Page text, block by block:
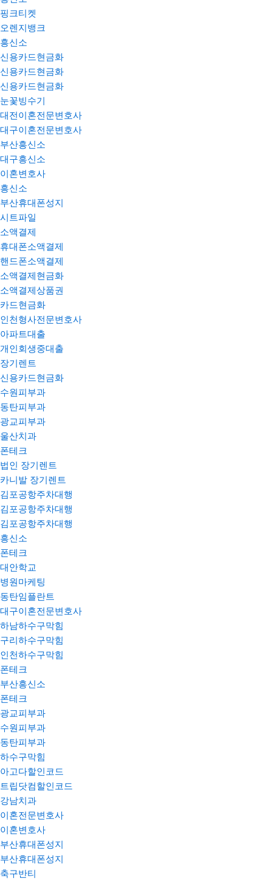
핑크티켓
오렌지뱅크
흥신소
신용카드현금화
신용카드현금화
신용카드현금화
눈꽃빙수기
대전이혼전문변호사
대구이혼전문변호사
부산흥신소
대구흥신소
이혼변호사
흥신소
부산휴대폰성지
시트파일
소액결제
휴대폰소액결제
핸드폰소액결제
소액결제현금화
소액결제상품권
카드현금화
인천형사전문변호사
아파트대출
개인회생중대출
장기렌트
신용카드현금화
수원피부과
동탄피부과
광교피부과
울산치과
폰테크
법인 장기렌트
카니발 장기렌트
김포공항주차대행
김포공항주차대행
김포공항주차대행
흥신소
폰테크
대안학교
병원마케팅
동탄임플란트
대구이혼전문변호사
하남하수구막힘
구리하수구막힘
인천하수구막힘
폰테크
부산흥신소
폰테크
광교피부과
수원피부과
동탄피부과
하수구막힘
아고다할인코드
트립닷컴할인코드
강남치과
이혼전문변호사
이혼변호사
부산휴대폰성지
부산휴대폰성지
축구반티